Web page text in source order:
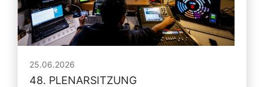
25.06.2026
48. PLENARSITZUNG